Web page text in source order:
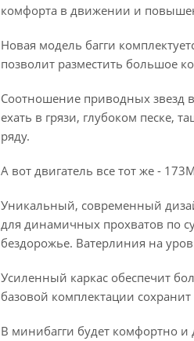
комфорта в движении и
Новая модель багги
позволит разместить большое
Соотношение приводных звезд
ехать в грязи, глубоком песке,
ряду.
А вот двигатель все тот же -
Уникальный, современный
для динамичных прохватов по
бездорожье. Ватерлиния на
Усиленный каркас обеспечит
базовой комплектации сохранит
В минибагги будет комфортно и